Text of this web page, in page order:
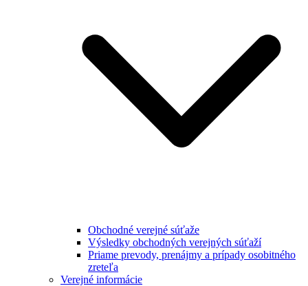
Obchodné verejné súťaže
Výsledky obchodných verejných súťaží
Priame prevody, prenájmy a prípady osobitného
zreteľa
Verejné informácie